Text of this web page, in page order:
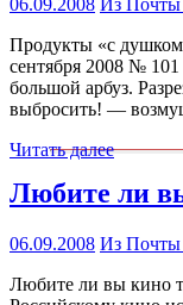
Продукты «с
сентября 2008 №
большой арбуз.
выбросить! —
Читать далее
Любите ли
06.09.2008 Из Почты
Любите ли вы кино